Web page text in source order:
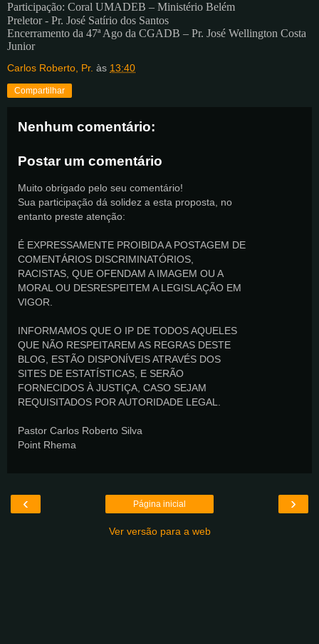
Participação: Coral UMADEB – Ministério Belém
Preletor - Pr. José Satírio dos Santos
Encerramento da 47ª Ago da CGADB – Pr. José Wellington Costa
Junior
Carlos Roberto, Pr. às 13:40
Compartilhar
Nenhum comentário:
Postar um comentário
Muito obrigado pelo seu comentário!
Sua participação dá solidez a esta proposta, no
entanto preste atenção:
É EXPRESSAMENTE PROIBIDA A POSTAGEM DE
COMENTÁRIOS DISCRIMINATÓRIOS,
RACISTAS, QUE OFENDAM A IMAGEM OU A
MORAL OU DESRESPEITEM A LEGISLAÇÃO EM
VIGOR.
INFORMAMOS QUE O IP DE TODOS AQUELES
QUE NÃO RESPEITAREM AS REGRAS DESTE
BLOG, ESTÃO DISPONÍVEIS ATRAVÉS DOS
SITES DE ESTATÍSTICAS, E SERÃO
FORNECIDOS À JUSTIÇA, CASO SEJAM
REQUISITADOS POR AUTORIDADE LEGAL.
Pastor Carlos Roberto Silva
Point Rhema
‹ ›
Página inicial
Ver versão para a web